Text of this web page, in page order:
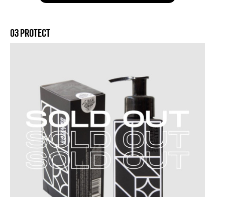
03 PROTECT